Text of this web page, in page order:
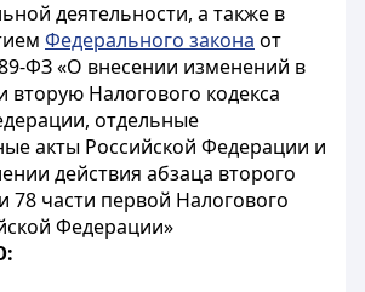
деятельности, а также в
Федерального закона от
ФЗ «О внесении изменений в
вторую Налогового кодекса
отдельные
акты Российской Федерации и
действия абзаца второго
78 части первой Налогового
Федерации»